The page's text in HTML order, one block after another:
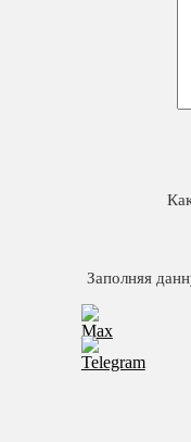
Заполняя